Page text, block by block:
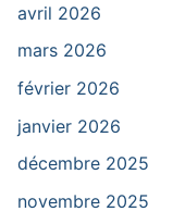
avril 2026
mars 2026
février 2026
janvier 2026
décembre 2025
novembre 2025